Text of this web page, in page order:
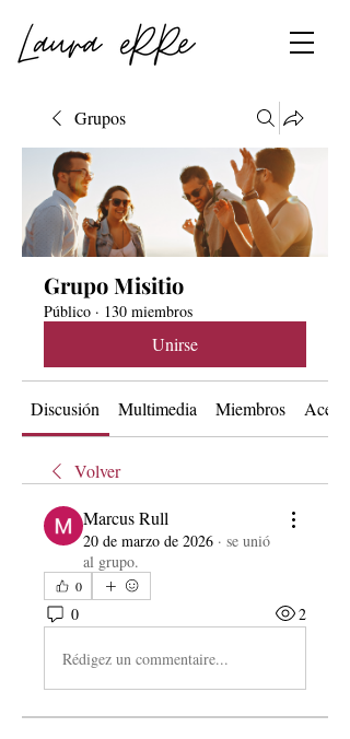
Grupos
Grupo Misitio
Público · 130 miembros
Unirse
Discusión Multimedia Miembros Acerca
Volver
Marcus Rull
20 de marzo de 2026 · se unió
al grupo.
0
0 2
Rédigez un commentaire...